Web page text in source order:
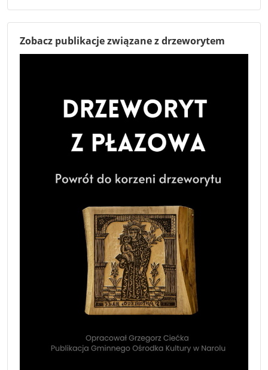
Zobacz publikacje związane z drzeworytem